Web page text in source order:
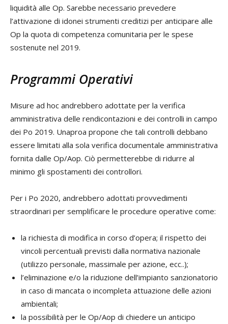
liquidità alle Op. Sarebbe necessario prevedere
l’attivazione di idonei strumenti creditizi per anticipare alle
Op la quota di competenza comunitaria per le spese
sostenute nel 2019.
Programmi Operativi
Misure ad hoc andrebbero adottate per la verifica
amministrativa delle rendicontazioni e dei controlli in campo
dei Po 2019. Unaproa propone che tali controlli debbano
essere limitati alla sola verifica documentale amministrativa
fornita dalle Op/Aop. Ciò permetterebbe di ridurre al
minimo gli spostamenti dei controllori.
Per i Po 2020, andrebbero adottati provvedimenti
straordinari per semplificare le procedure operative come:
la richiesta di modifica in corso d’opera; il rispetto dei
vincoli percentuali previsti dalla normativa nazionale
(utilizzo personale, massimale per azione, ecc..);
l’eliminazione e/o la riduzione dell’impianto sanzionatorio
in caso di mancata o incompleta attuazione delle azioni
ambientali;
la possibilità per le Op/Aop di chiedere un anticipo